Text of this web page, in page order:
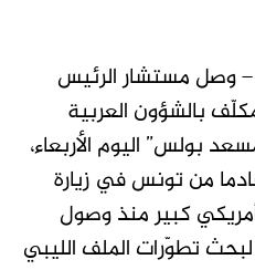
وصل مستشار الرئيس
بالشؤون العربية
بولس” اليوم الأربعاء،
من تونس في زيارة
كبير منذ وصول
لبحث تطوّرات الملف الليبي